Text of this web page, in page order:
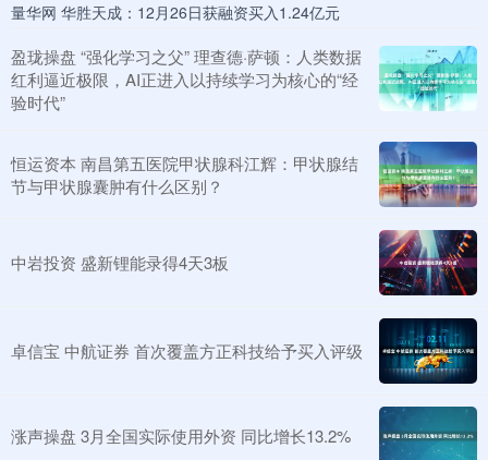
量华网 华胜天成：12月26日获融资买入1.24亿元
盈珑操盘 “强化学习之父” 理查德·萨顿：人类数据
红利逼近极限，AI正进入以持续学习为核心的“经
验时代”
恒运资本 南昌第五医院甲状腺科江辉：甲状腺结
节与甲状腺囊肿有什么区别？
中岩投资 盛新锂能录得4天3板
卓信宝 中航证券 首次覆盖方正科技给予买入评级
涨声操盘 3月全国实际使用外资 同比增长13.2%